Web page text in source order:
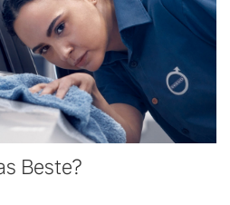
Selekt
Sommer Kompletträder.
sprechen Sie uns
an.
erfahren
Beste?